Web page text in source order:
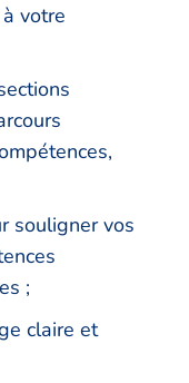
votre
souligner vos
;
claire et